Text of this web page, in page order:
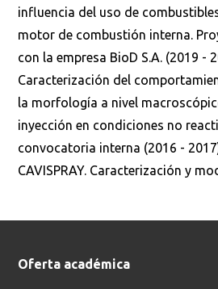
influencia del uso de
motor de combustión interna.
con la empresa BioD S.A. (2019 -
Caracterización del
la morfología a nivel
inyección en condiciones no
convocatoria interna (2016 -
CAVISPRAY. Caracterización y
Oferta académica